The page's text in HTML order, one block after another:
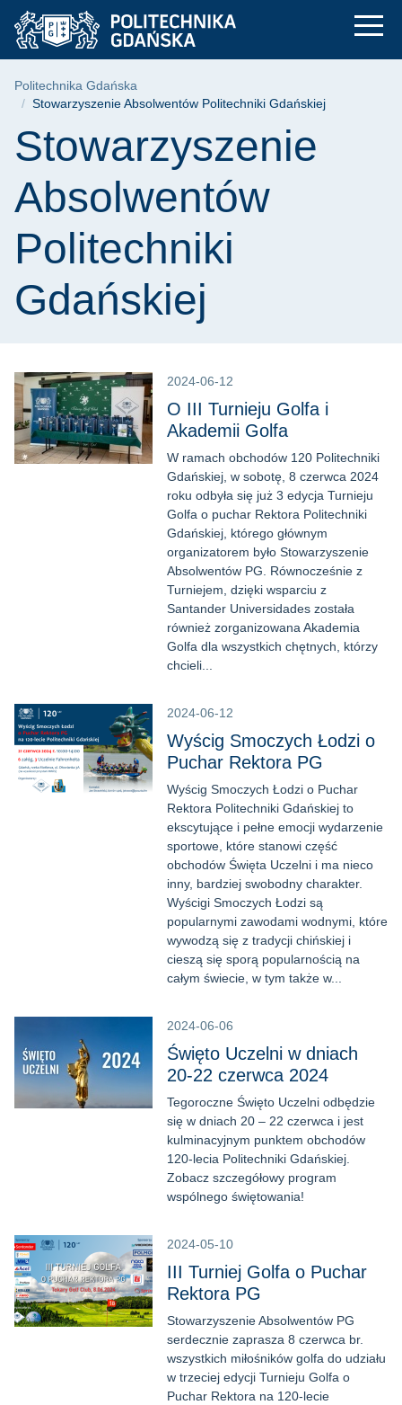
Przejdź
do
menu
Przejdź
do
wyszukiwarki
Przejdź
do
treści
Stowarzyszenie
Ścieżka nawigacyjna
Politechnika Gdańska
Stowarzyszenie Absolwentów Politechniki Gdańskiej
Treść strony
Stowarzyszenie
Absolwentów
Politechniki
Gdańskiej
2024-06-12
O III Turnieju Golfa i
Akademii Golfa
W ramach obchodów 120 Politechniki
Gdańskiej, w sobotę, 8 czerwca 2024
roku odbyła się już 3 edycja Turnieju
Golfa o puchar Rektora Politechniki
Gdańskiej, którego głównym
organizatorem było Stowarzyszenie
Absolwentów PG. Równocześnie z
Turniejem, dzięki wsparciu z
Santander Universidades została
również zorganizowana Akademia
Golfa dla wszystkich chętnych, którzy
chcieli...
2024-06-12
Wyścig Smoczych Łodzi o
Puchar Rektora PG
Wyścig Smoczych Łodzi o Puchar
Rektora Politechniki Gdańskiej to
ekscytujące i pełne emocji wydarzenie
sportowe, które stanowi część
obchodów Święta Uczelni i ma nieco
inny, bardziej swobodny charakter.
Wyścigi Smoczych Łodzi są
popularnymi zawodami wodnymi, które
wywodzą się z tradycji chińskiej i
cieszą się sporą popularnością na
całym świecie, w tym także w...
2024-06-06
Święto Uczelni w dniach
20-22 czerwca 2024
Tegoroczne Święto Uczelni odbędzie
się w dniach 20 – 22 czerwca i jest
kulminacyjnym punktem obchodów
120-lecia Politechniki Gdańskiej.
Zobacz szczegółowy program
wspólnego świętowania!
2024-05-10
III Turniej Golfa o Puchar
Rektora PG
Stowarzyszenie Absolwentów PG
serdecznie zaprasza 8 czerwca br.
wszystkich miłośników golfa do udziału
w trzeciej edycji Turnieju Golfa o
Puchar Rektora na 120-lecie